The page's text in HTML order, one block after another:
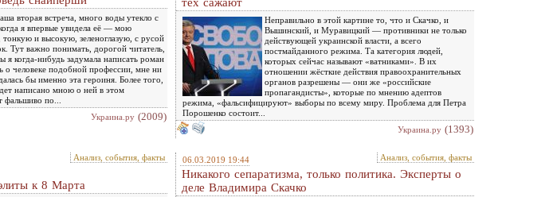
вторая встреча, много воды утекло с
я впервые увидела её — мою
тонкую и высокую, зеленоглазую, с русой
Тут важно понимать, дорогой читатель,
я когда-нибудь задумала написать роман
о человеке подобной профессии, мне ни
бы именно эта героиня. Более того,
написано мною о ней в этом
фальшиво по...
Украина.ру (2009)
Неправильно в этой картине то, что и Скачко, и
Вышинский, и Муравицкий — противники не только
действующей украинской власти, а всего
постмайданного режима. Та категория людей,
которых сейчас называют «ватниками». В их
отношении жёсткие действия правоохранительных
органов разрешены — они же «российские
пропагандисты», которые по мнению адептов
режима, «фальсифицируют» выборы по всему миру. Проблема для Петра
Порошенко состоит...
Украина.ру (1393)
Анализ, события, факты
к 8 Марта
06.03.2019 19:44 Анализ, события, факты
Никакого сепаратизма, только политика. Эксперты о
деле Владимира Скачко